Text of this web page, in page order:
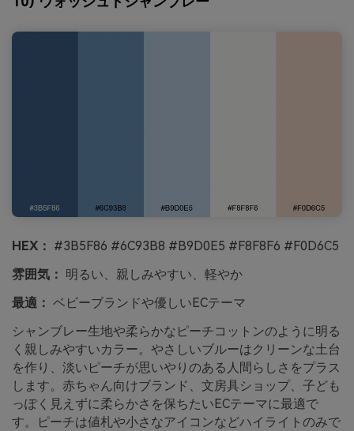
HEX： #3B5F86 #6C93B8 #B9D0E5 #F8F8F6 #F0D6C5
雰囲気： 明るい、親しみやすい、軽やか
最適： ベビーブランドや優しいECテーマ
シャンブレー生地や柔らかなピーチコットンのように明る
く親しみやすいカラー。やさしいブルーはクリーンな土台
を作り、淡いピーチが思いやりのある人間らしさをプラス
します。赤ちゃん向けブランド、文房具ショップ、子ども
っぽく見えずに柔らかさを保ちたいECテーマに最適で
す。ピーチは値札や小さなアイコンなどハイライトのみで